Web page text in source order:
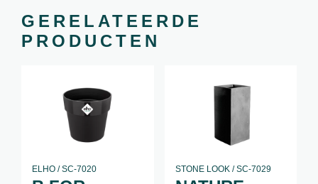
GERELATEERDE
PRODUCTEN
ELHO / SC-7020 STONE LOOK / SC-7029